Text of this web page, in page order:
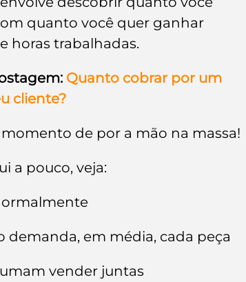
quanto você quer ganhar
horas trabalhadas.
Quanto cobrar por um
cliente?
de por a mão na massa!
a pouco, veja:
demanda, em média, cada peça
vender juntas